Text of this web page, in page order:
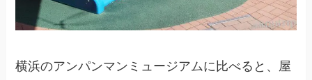
横浜のアンパンマンミュージアムに比べると、屋